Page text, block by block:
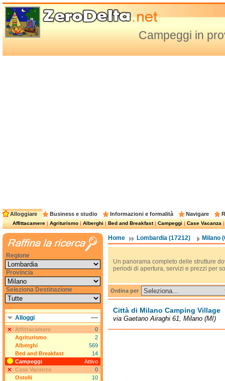
Campeggi in
Alloggiare Business e studio Informazioni e formalità Navigare
Affittacamere|Agriturismo|Alberghi|Bed and Breakfast|Campeggi|Case Vacanza
Home Lombardia (17212) Milano
Un panorama completo delle strutture
periodi di apertura, servizi e prezzi per
Ordina per
Città di Milano Camping Village
via Gaetano Airaghi 61, Milano (MI)
Regione
Provincia
Seleziona Destinazione
Alloggi
Affittacamere
0
Agriturismo
2
Alberghi
569
Bed and Breakfast
14
Campeggi
Attivo
Case Vacanza
0
Ostelli
10